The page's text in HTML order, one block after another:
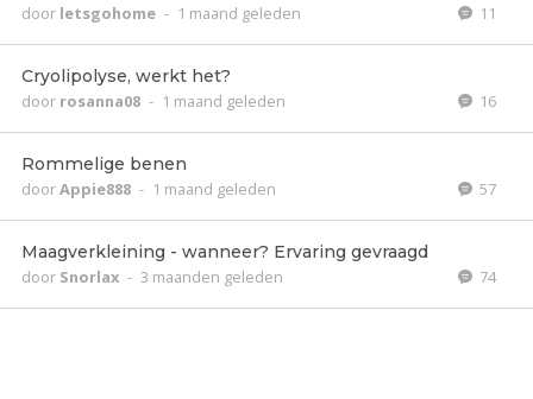
door letsgohome - 1 maand geleden 11
Cryolipolyse, werkt het?
door rosanna08 - 1 maand geleden 16
Rommelige benen
doorAppie888 - 1 maand geleden 57
Maagverkleining - wanneer? Ervaring gevraagd
door Snorlax - 3 maanden geleden 74